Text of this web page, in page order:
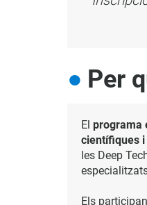
Per
El programa
científiques i
les Deep
Els